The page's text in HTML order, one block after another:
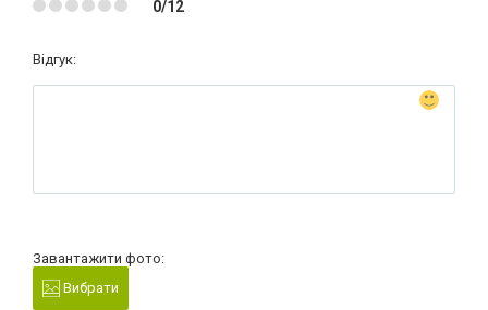
0/12
Відгук:
Завантажити фото:
Вибрати